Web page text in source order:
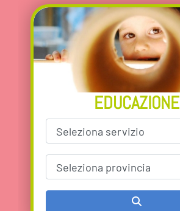
AREA SOCI
AREA RISERVATA
LAVORA CON NOI
EDUCAZIONE